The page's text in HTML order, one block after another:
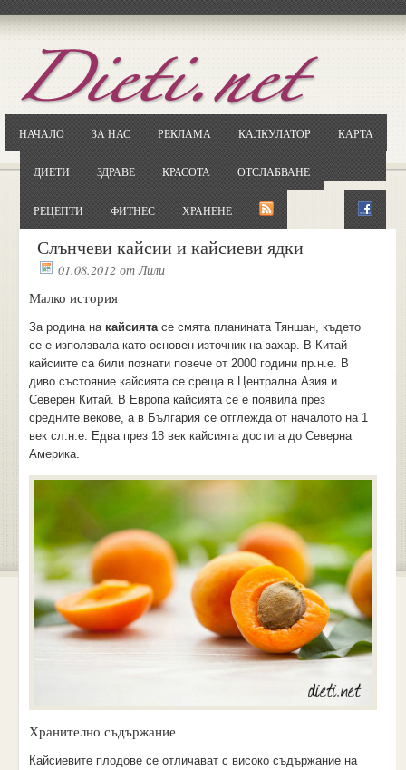
НАЧАЛО ЗА НАС РЕКЛАМА КАЛКУЛАТОР КАРТА
ДИЕТИ ЗДРАВЕ КРАСОТА ОТСЛАБВАНЕ
РЕЦЕПТИ ФИТНЕС ХРАНЕНЕ
Слънчеви кайсии и кайсиеви ядки
01.08.2012 отЛили
Малко история
За родина на кайсиятасе смята планината Тяншан, където
се е използвала като основен източник на захар. В Китай
кайсиите са били познати повече от 2000 години пр.н.е. В
диво състояние кайсията се среща в Централна Азия и
Северен Китай. В Европа кайсията се е появила през
средните векове, а в България се отглежда от началото на 1
век сл.н.е. Едва през 18 век кайсията достига до Северна
Америка.
Хранително съдържание
Кайсиевите плодове се отличават с високо съдържание на
ОтворетеGoogle.bg
Потърсете "Cloxy"
Кликнете на първия резултат
... и я въведете в полето: